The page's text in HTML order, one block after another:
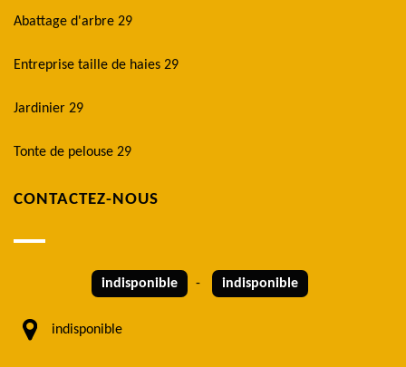
Abattage d'arbre 29
Entreprise taille de haies 29
Jardinier 29
Tonte de pelouse 29
CONTACTEZ-NOUS
indisponible - indisponible
indisponible